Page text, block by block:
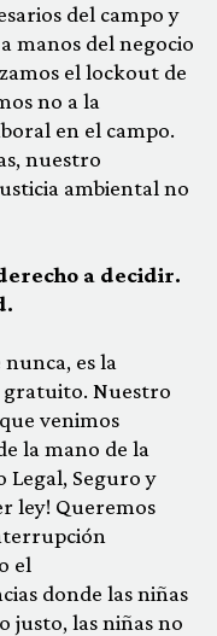
del campo y
manos del negocio
el lockout de
no a la
en el campo.
nuestro
ambiental no
a decidir.
es la
gratuito. Nuestro
venimos
la mano de la
Legal, Seguro y
ley! Queremos
el
donde las niñas
justo, las niñas no